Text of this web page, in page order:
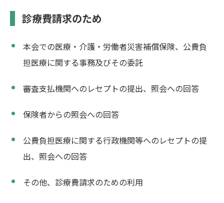
診療費請求のため
本会での医療・介護・労働者災害補償保険、公費負
担医療に関する事務及びその委託
審査支払機関へのレセプトの提出、照会への回答
保険者からの照会への回答
公費負担医療に関する行政機関等へのレセプトの提
出、照会への回答
その他、診療費請求のための利用